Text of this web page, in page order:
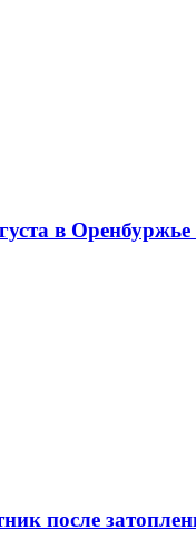
в Оренбуржье
после